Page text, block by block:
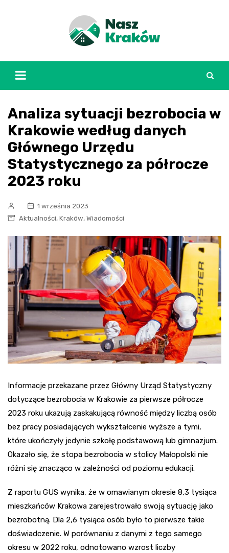
Analiza sytuacji bezrobocia w
Krakowie według danych
Głównego Urzędu
Statystycznego za półrocze
2023 roku
1 września 2023
Aktualności, Kraków, Wiadomości
Informacje przekazane przez Główny Urząd Statystyczny
dotyczące bezrobocia w Krakowie za pierwsze półrocze
2023 roku ukazują zaskakującą równość między liczbą osób
bez pracy posiadających wykształcenie wyższe a tymi,
które ukończyły jedynie szkołę podstawową lub gimnazjum.
Okazało się, że stopa bezrobocia w stolicy Małopolski nie
różni się znacząco w zależności od poziomu edukacji.
Z raportu GUS wynika, że w omawianym okresie 8,3 tysiąca
mieszkańców Krakowa zarejestrowało swoją sytuację jako
bezrobotną. Dla 2,6 tysiąca osób było to pierwsze takie
doświadczenie. W porównaniu z danymi z tego samego
okresu w 2022 roku, odnotowano wzrost liczby